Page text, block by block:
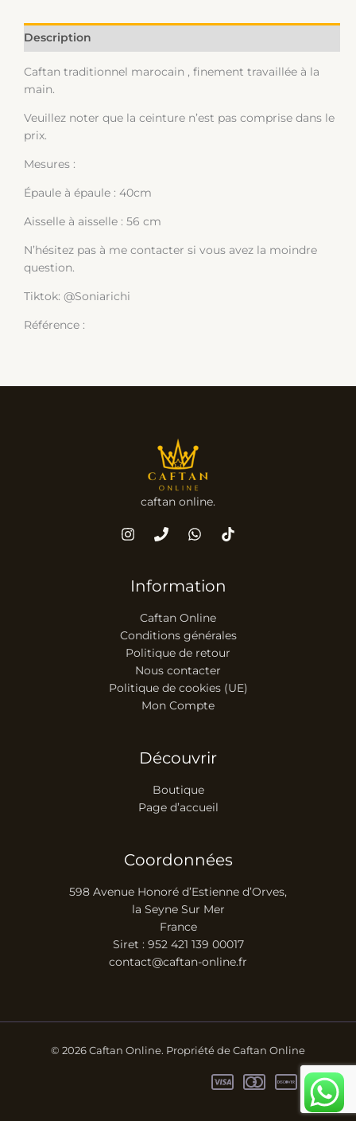
Description
Caftan traditionnel marocain , finement travaillée à la
main.
Veuillez noter que la ceinture n’est pas comprise dans le
prix.
Mesures :
Épaule à épaule : 40cm
Aisselle à aisselle : 56 cm
N’hésitez pas à me contacter si vous avez la moindre
question.
Tiktok: @Soniarichi
Référence :
caftan online.
Information
Caftan Online
Conditions générales
Politique de retour
Nous contacter
Politique de cookies (UE)
Mon Compte
Découvrir
Boutique
Page d’accueil
Coordonnées
598 Avenue Honoré d’Estienne d’Orves,
la Seyne Sur Mer
France
Siret : 952 421 139 00017
contact@caftan-online.fr
© 2026 Caftan Online. Propriété de Caftan Online